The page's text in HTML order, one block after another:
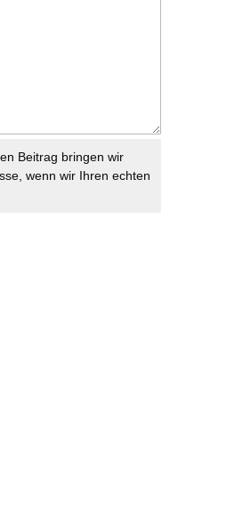
Beitrag bringen wir
wenn wir Ihren echten